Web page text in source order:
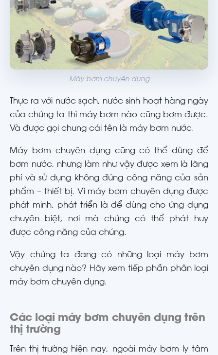
Máy bơm chuyên dụng
Thực ra với nước sạch, nước sinh hoạt hàng ngày
của chúng ta thì máy bơm nào cũng bơm được.
Và được gọi chung cái tên là máy bơm nước.
Máy bơm chuyên dụng cũng có thể dùng để
bơm nước, nhưng làm như vậy được xem là lãng
phí và sử dụng không đúng công năng của sản
phẩm – thiết bị. Vì máy bơm chuyên dụng được
phát minh, phát triển là để dùng cho ứng dụng
chuyên biệt, nơi mà chúng có thể phát huy
được công năng của chúng.
Vậy chúng ta đang có những loại máy bơm
chuyên dụng nào? Hãy xem tiếp phần phân loại
máy bơm chuyên dụng.
Các loại máy bơm chuyên dụng trên
thị trường
Trên thị trường hiện nay, ngoài máy bơm ly tâm